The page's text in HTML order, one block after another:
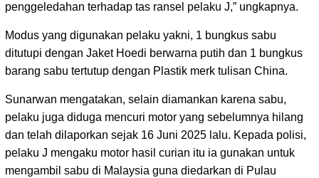
penggeledahan terhadap tas ransel pelaku J,” ungkapnya.
Modus yang digunakan pelaku yakni, 1 bungkus sabu
ditutupi dengan Jaket Hoedi berwarna putih dan 1 bungkus
barang sabu tertutup dengan Plastik merk tulisan China.
‎Sunarwan mengatakan, selain diamankan karena sabu,
pelaku juga diduga mencuri motor yang sebelumnya hilang
dan telah dilaporkan sejak 16 Juni 2025 lalu. Kepada polisi,
pelaku J mengaku motor hasil curian itu ia gunakan untuk
mengambil sabu di Malaysia guna diedarkan di Pulau